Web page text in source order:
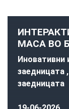
МАСА ВО
Иновативни
заедницата
заедницата